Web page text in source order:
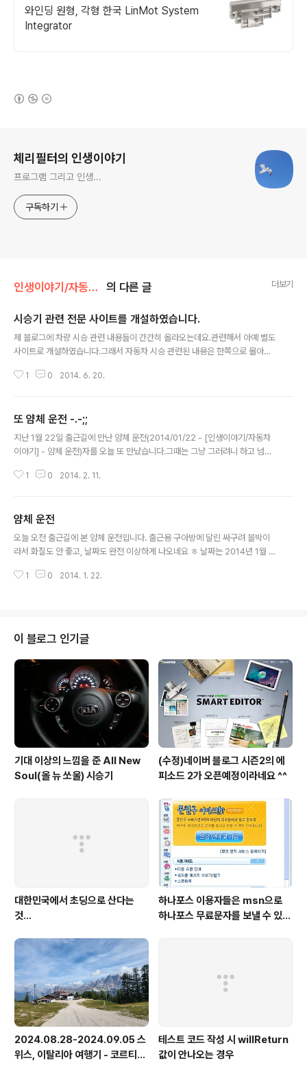
리니어모타
와인딩 원형, 각형 한국 LinMot System
Integrator
체리필터의 인생이야기
프로그램 그리고 인생...
구독하기
인생이야기/자동차 이야기 의 다른 글 더보기
시승기 관련 전문 사이트를 개설하였습니다.
제 블로그에 차량 시승 관련 내용들이 간간히 올라오는데요.관련해서 아예 별도
사이트로 개설하였습니다.그래서 자동차 시승 관련된 내용은 한쪽으로 몰아서
는 분들이 꽤 되는데...앞으로 http://testdrive.reviews 를 즐겨 찾기 해 두시
입니다. 간단히 말해서 '시승.기' ㅎㅎㅎ저 단에는 좋다고 생각해서 잡은건데...
다른 분들에게도 좋을지 모르겠네요 ㅎㅎ 그리고 간단한 회원 가입 이후에 자동
차 관련해서 질 높은 토론, 논의 등이 있으면 좋을거 같습니다...
1 0 2014. 6. 20.
또 얌체 운전 -.-;;
지난 1월 22일 출근길에 만난 얌체 운전(2014/01/22 - [인생이야기/자동차
이야기] - 얌체 운전)자를 오늘 또 만났습니다.그때는 그냥 그러려니 하고 넘겼
1 0 2014. 2. 11.
얌체 운전
오늘 오전 출근길에 본 얌체 운전입니다. 출근용 구아방에 달린 싸구려 블박이
라서 화질도 안 좋고, 날짜도 완전 이상하게 나오네요 ㅎ 날짜는 2014년 1월 2
위 차로인데 하위 차선이 조금 넓고, 우회전 하는 차량을 위해서 직진 차량하는
나왔는데, 직진 차선에 끼여들지 못해서 여기까지 왔나보다" 였습니다. 그리고
서는 그냥 제 갈길을 갔죠. 그런데 이번에 다시 만나게 됬네요. 뭐 어째든 1차선..
1 0 2014. 1. 22.
이 블로그 인기글
기대 이상의 느낌을 준 All New
Soul(올 뉴 쏘울) 시승기
(수정)네이버 블로그 시즌2의 에
피소드 2가 오픈예정이라네요 ^^
대한민국에서 초딩으로 산다는
것...
하나포스 이용자들은 msn으로
하나포스 무료문자를 보낼 수 있게
2024.08.28-2024.09.05 스
위스, 이탈리아 여행기 - 코르티나
테스트 코드 작성 시 willReturn
값이 안나오는 경우